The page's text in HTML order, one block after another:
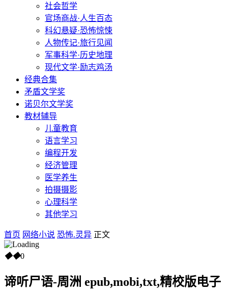
社会哲学
官场商战·人生百态
科幻悬疑·恐怖惊悚
人物传记·旅行见闻
军事科学·历史地理
现代文学·励志鸡汤
经典合集
矛盾文学奖
诺贝尔文学奖
教材辅导
儿童教育
语言学习
编程开发
经济管理
医学养生
拍摄摄影
心理科学
其他学习
首页 网络小说 恐怖.灵异 正文
◆◆0
谛听尸语-周洲 epub,mobi,txt,精校版电子